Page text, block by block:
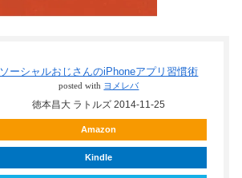
ソーシャルおじさんのiPhoneアプリ習慣術
posted with ヨメレバ
徳本昌大 ラトルズ 2014-11-25
Amazon
Kindle